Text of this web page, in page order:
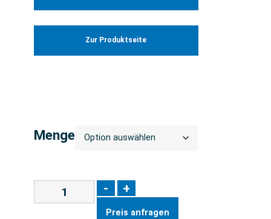
Zur Produktseite
Menge
- +
Preis anfragen